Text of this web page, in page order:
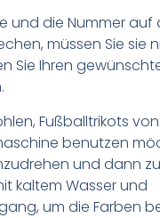
und die Nummer auf
müssen Sie sie
Sie Ihren
Fußballtrikots
benutzen
und dann zu
kaltem Wasser und
um die Farben